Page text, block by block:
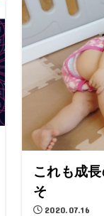
これも成
そ
2020.07.16